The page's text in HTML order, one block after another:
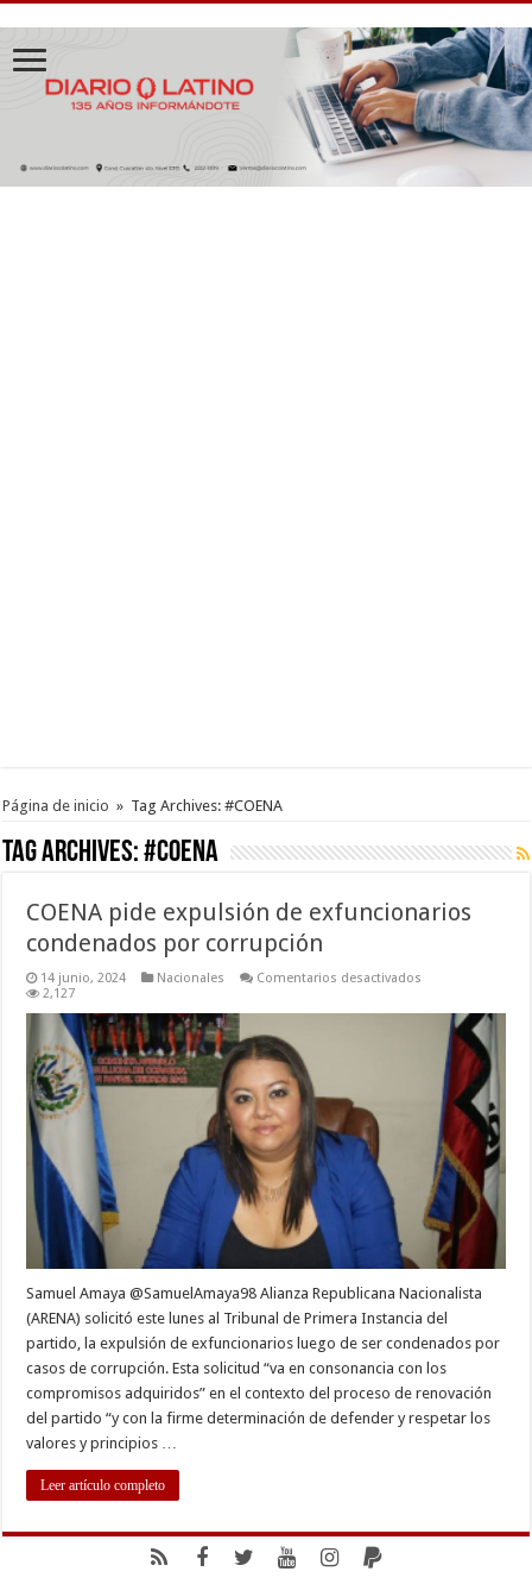
Página de inicio » Tag Archives: #COENA
Tag Archives:#COENA
COENA pide expulsión de exfuncionarios
condenados por corrupción
14 junio, 2024 Nacionales Comentarios desactivados
expulsión
exfuncionarios
condenados
por
corrupción
2,127
Samuel Amaya @SamuelAmaya98 Alianza Republicana Nacionalista
(ARENA) solicitó este lunes al Tribunal de Primera Instancia del
partido, la expulsión de exfuncionarios luego de ser condenados por
casos de corrupción. Esta solicitud “va en consonancia con los
compromisos adquiridos” en el contexto del proceso de renovación
del partido “y con la firme determinación de defender y respetar los
valores y principios …
Leer artículo completo